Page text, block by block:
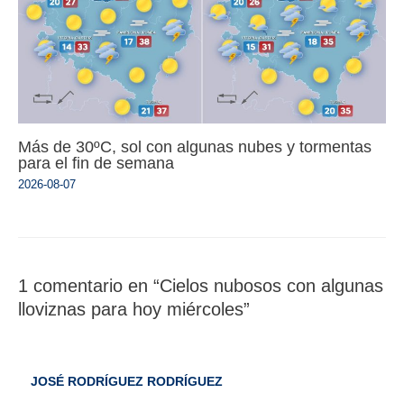
Más de 30ºC, sol con algunas nubes y tormentas
para el fin de semana
2026-08-07
1 comentario en “Cielos nubosos con algunas
lloviznas para hoy miércoles”
JOSÉ RODRÍGUEZ RODRÍGUEZ